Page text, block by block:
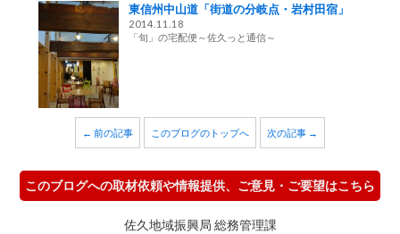
東信州中山道「街道の分岐点・岩村田宿」
2014.11.18
「旬」の宅配便～佐久っと通信～
← 前の記事 このブログのトップへ 次の記事 →
このブログへの取材依頼や情報提供、ご意見・ご要望はこちら
佐久地域振興局 総務管理課